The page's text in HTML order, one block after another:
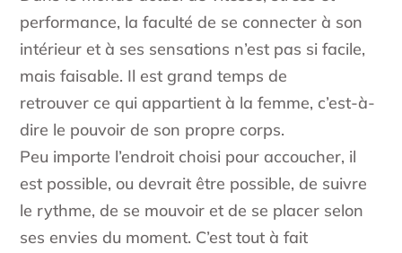
performance, la faculté de se connecter à son
intérieur et à ses sensations n’est pas si facile,
mais faisable. Il est grand temps de
retrouver ce qui appartient à la femme, c’est-à-
dire le pouvoir de son propre corps.
Peu importe l’endroit choisi pour accoucher, il
est possible, ou devrait être possible, de suivre
le rythme, de se mouvoir et de se placer selon
ses envies du moment. C’est tout à fait